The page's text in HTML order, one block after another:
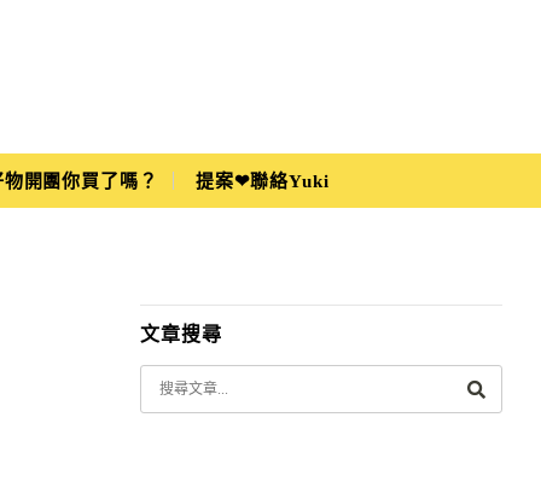
開團你買了嗎？ 提案❤聯絡Yuki
文章搜尋